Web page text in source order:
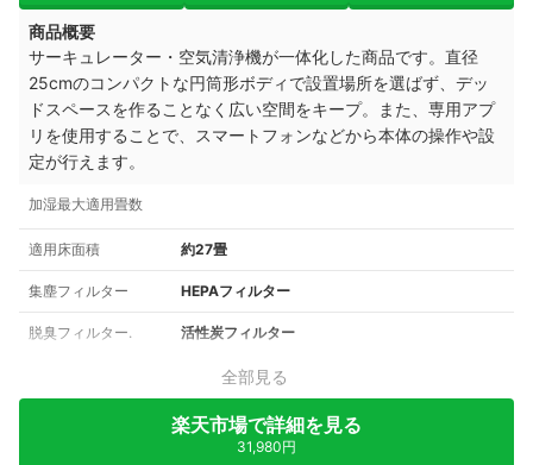
商品概要
サーキュレーター・空気清浄機が一体化した商品です。 直径
25cmのコンパクトな円筒形ボディで設置場所を選ばず、 デッ
ドスペースを作ることなく広い空間をキープ。また、 専用アプ
リを使用することで、スマートフォンなどから本体の操作や設
定が行えます。
加湿最大適用畳数
適用床面積 約27畳
集塵フィルター HEPAフィルター
脱臭フィルター. 活性炭フィルター
全部見る
楽天市場で詳細を見る
31,980円